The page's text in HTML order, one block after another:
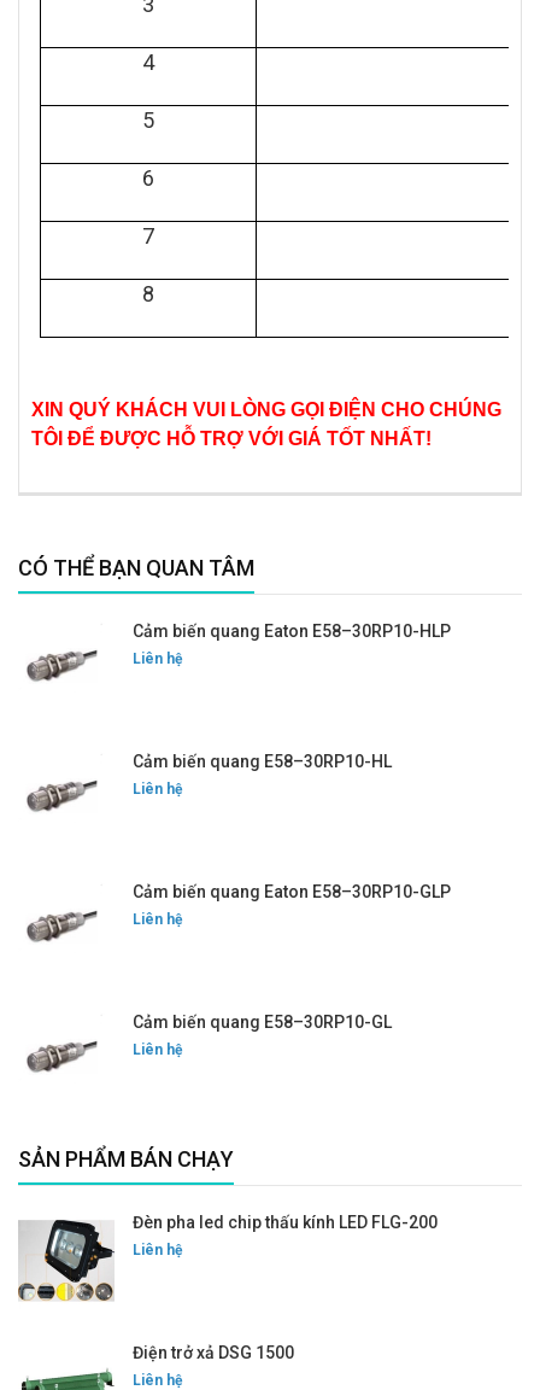
4
5
6
7
8
XIN QUÝ KHÁCH VUI LÒNG GỌI ĐIỆN CHO CHÚNG
TÔI ĐỂ ĐƯỢC HỖ TRỢ VỚI GIÁ TỐT NHẤT!
CÓ THỂ BẠN QUAN TÂM
Cảm biến quang Eaton E58–30RP10-HLP
Liên hệ
Cảm biến quang E58–30RP10-HL
Liên hệ
Cảm biến quang Eaton E58–30RP10-GLP
Liên hệ
Cảm biến quang E58–30RP10-GL
Liên hệ
SẢN PHẨM BÁN CHẠY
Đèn pha led chip thấu kính LED FLG-200
Liên hệ
Điện trở xả DSG 1500
Liên hệ